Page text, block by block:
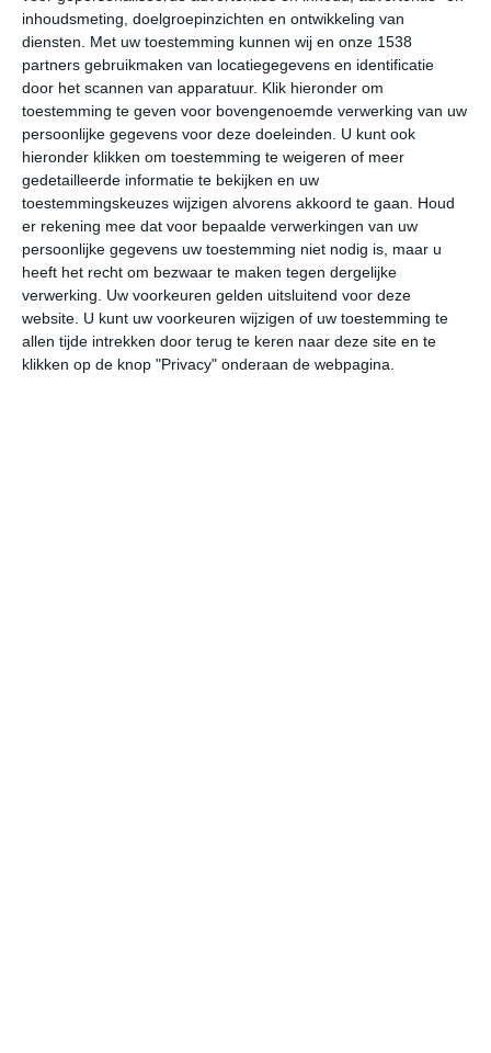
inhoudsmeting, doelgroepinzichten en ontwikkeling van
diensten.
Met uw toestemming kunnen wij en onze 1538
partners gebruikmaken van locatiegegevens en identificatie
door het scannen van apparatuur. Klik hieronder om
toestemming te geven voor bovengenoemde verwerking van uw
persoonlijke gegevens voor deze doeleinden. U kunt ook
hieronder klikken om toestemming te weigeren of meer
gedetailleerde informatie te bekijken en uw
toestemmingskeuzes wijzigen alvorens akkoord te gaan.
Houd
er rekening mee dat voor bepaalde verwerkingen van uw
persoonlijke gegevens uw toestemming niet nodig is, maar u
heeft het recht om bezwaar te maken tegen dergelijke
verwerking. Uw voorkeuren gelden uitsluitend voor deze
website. U kunt uw voorkeuren wijzigen of uw toestemming te
allen tijde intrekken door terug te keren naar deze site en te
klikken op de knop "Privacy" onderaan de webpagina.
ma
33°
di wo
29° 14°
do
29° 13°
33°C 30°C 25°C
16:00 19:00 22:00 01:00 04:00
16:00 19:00 22:00 01:00 04:00